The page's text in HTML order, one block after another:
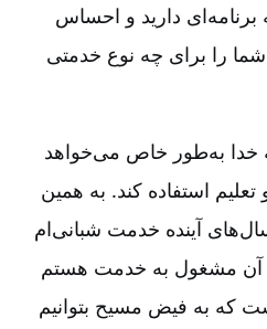
برنامه‌‌ای دارید و احساس
را برای چه نوع خدمتی
به‌‌طور خاص می‌‌خواهد
استفاده کند. به همین
آینده خدمت شبانی‌‌ام
آن مشغول به خدمت هستم
که به فیض مسیح بتوانیم